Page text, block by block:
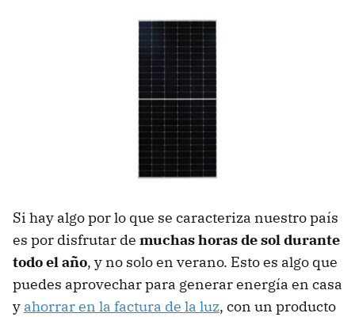
Si hay algo por lo que se caracteriza nuestro país
es por disfrutar de muchas horas de sol durante
todo el año, y no solo en verano. Esto es algo que
puedes aprovechar para generar energía en casa
y ahorrar en la factura de la luz, con un producto